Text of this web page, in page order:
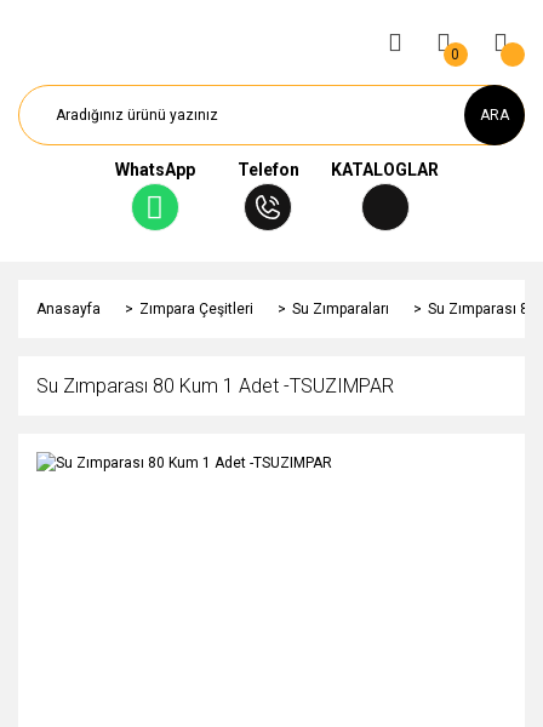
ARA
WhatsApp Telefon KATALOGLAR
0
Anasayfa Zımpara Çeşitleri Su Zımparaları Su Zımparası
Su Zımparası 80 Kum 1 Adet -TSUZIMPAR